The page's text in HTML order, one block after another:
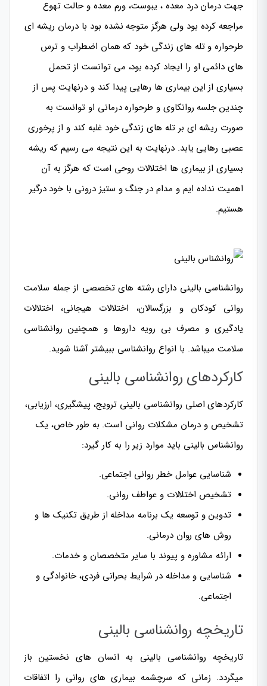
جهت درمان درد معده ، یبوست، ورم معده و حالت تهوع
مراجعه کرده بود ولی هرگز متوجه نشده بود با درمان ریشه ای
طرحواره و تله های زندگی خود که همان اضطراب و ترس
های دائمی او را ایجاد کرده بود، می توانست از تحمل
بسیاری از این بیماری ها رهایی پیدا کند و درنهایت پس از
چندین جلسه روانکاوی و طرحواره درمانی او توانست به
صورت ریشه ای بر تله های زندگی خود غلبه کند و از پرخوری
عصبی رهایی یابد. درنهایت به این نتیجه می رسیم که ریشه
بسیاری از بیماری ها اختلالات روحی است که هرگز به آن
اهمیت نداده ایم و مدام در جنگ و ستیز درونی با خود درگیر
هستیم.
روانشناسی بالینی دارای رشته های تخصصی از جمله سلامت
روانی کودکان و بزرگسالان، اختلالات هیجانی، اختلالات
یادگیری و مصرف بی رویه داروها و همچنین روانشناسی
سلامت میباشد. با انواع روانشناسی ببیشتر آشنا شوید.
کارکردهای روانشناسی بالینی
کارکردهای اصلی روانشناسی بالینی ترویج، پیشگیری، ارزیابی،
تشخیص و درمان مشکلات روانی است. به طور خاص، یک
روانشناس بالینی باید موارد زیر را به کار گیرد:
شناسایی عوامل خطر روانی اجتماعی.
تشخیص اختلالات و عواطف روانی.
تدوین و توسعه یک برنامه مداخله از طریق تکنیک ها و
روش های روان درمانی.
ارائه مشاوره و پیوند با سایر متخصصان و خدمات.
شناسایی و مداخله در شرایط بحرانی فردی، خانوادگی و
اجتماعی.
تاریخچه روانشناسی بالینی
تاریخچه روانشناسی بالینی به انسان های نخستین باز
میگردد. زمانی که سرچشمه بیماری های روانی را اتفاقات